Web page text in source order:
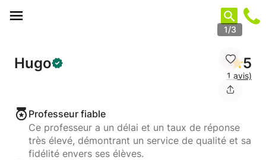
1/3
Hugo 5
1 avis)
Professeur fiable
Ce professeur a un délai et un taux de réponse
très élevé, démontrant un service de qualité et sa
fidélité envers ses élèves.